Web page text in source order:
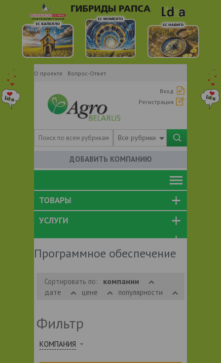
О проекте Вопрос-Ответ
Вход
Регистрация
Все рубрики
ДОБАВИТЬ КОМПАНИЮ
ТОВАРЫ
УСЛУГИ
Программное обеспечение
Сортировать по: компании
дате цене популярности
Фильтр
КОМПАНИЯ